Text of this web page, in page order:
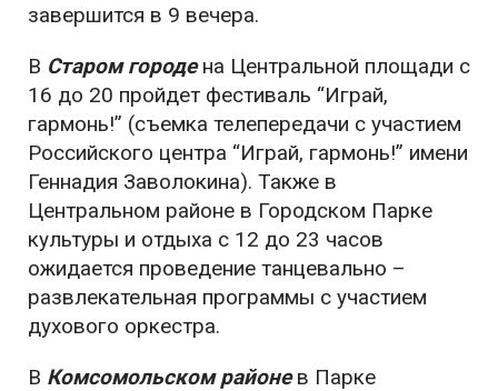
завершится в 9 вечера.
В Старом городена Центральной площади с
16 до 20 пройдет фестиваль “Играй,
гармонь!” (съемка телепередачи с участием
Российского центра “Играй, гармонь!” имени
Геннадия Заволокина). Также в
Центральном районе в Городском Парке
культуры и отдыха с 12 до 23 часов
ожидается проведение танцевально –
развлекательная программы с участием
духового оркестра.
В Комсомольском районев Парке